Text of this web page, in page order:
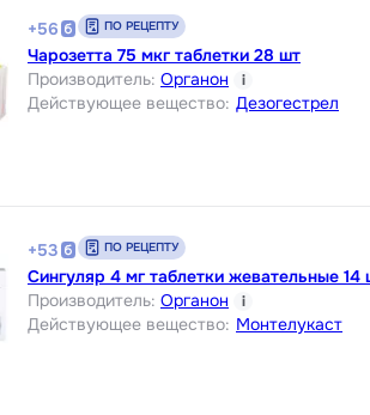
+56 ПО РЕЦЕПТУ
Чарозетта 75 мкг таблетки 28 шт
Производитель: Органон i
Действующее вещество: Дезогестрел
+53 ПО РЕЦЕПТУ
Сингуляр 4 мг таблетки жевательные 14
Производитель: Органон i
Действующее вещество: Монтелукаст